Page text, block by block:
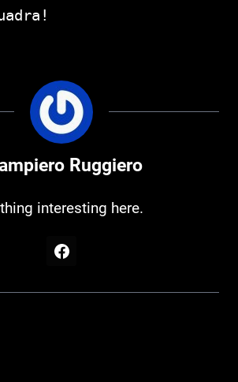
Ruggiero
interesting here.